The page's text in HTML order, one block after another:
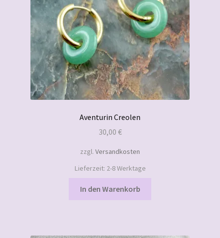
Aventurin Creolen
30,00 €
zzgl. Versandkosten
Lieferzeit: 2-8 Werktage
In den Warenkorb